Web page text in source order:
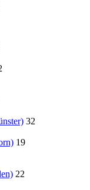
32
19
22